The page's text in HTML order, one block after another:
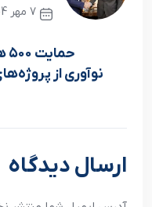
7 مهر 1404
نوآوری از
ارسال دیدگاه